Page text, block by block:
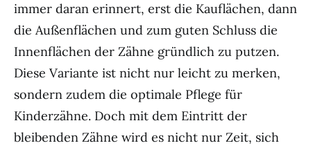
immer daran erinnert, erst die Kauflächen, dann
die Außenflächen und zum guten Schluss die
Innenflächen der Zähne gründlich zu putzen.
Diese Variante ist nicht nur leicht zu merken,
sondern zudem die optimale Pflege für
Kinderzähne. Doch mit dem Eintritt der
bleibenden Zähne wird es nicht nur Zeit, sich